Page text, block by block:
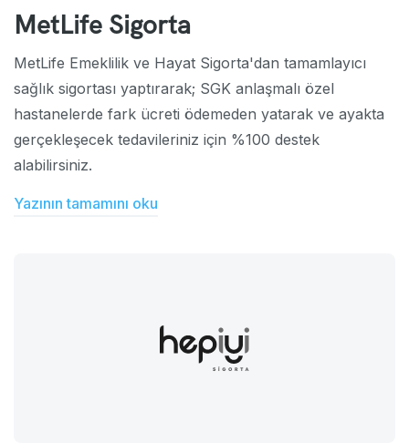
MetLife Sigorta
MetLife Emeklilik ve Hayat Sigorta'dan tamamlayıcı
sağlık sigortası yaptırarak; SGK anlaşmalı özel
hastanelerde fark ücreti ödemeden yatarak ve ayakta
gerçekleşecek tedavileriniz için %100 destek
alabilirsiniz.
Yazının tamamını oku